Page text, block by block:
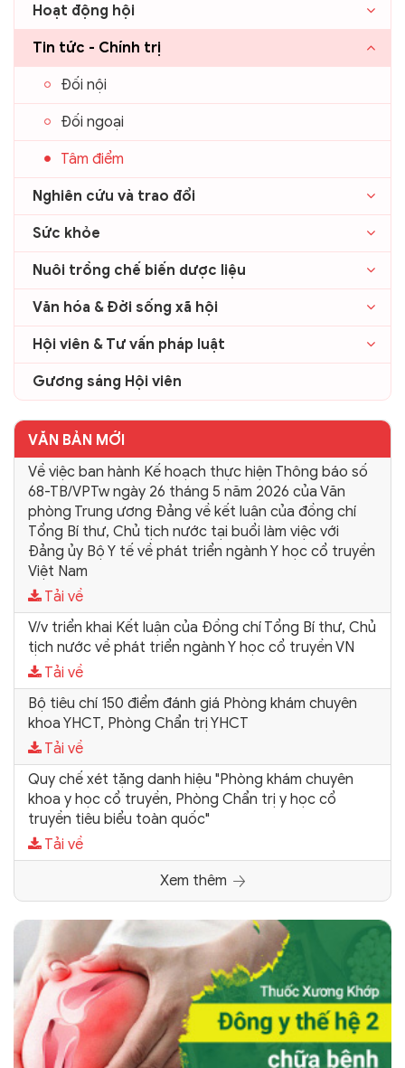
Hoạt động hội
Tin tức - Chính trị
Đối nội
Đối ngoại
Tâm điểm
Nghiên cứu và trao đổi
Sức khỏe
Nuôi trồng chế biến dược liệu
Văn hóa & Đời sống xã hội
Hội viên & Tư vấn pháp luật
Gương sáng Hội viên
VĂN BẢN MỚI
Về việc ban hành Kế hoạch thực hiện Thông báo số
68-TB/VPTw ngày 26 tháng 5 năm 2026 của Văn
phòng Trung ương Đảng về kết luận của đồng chí
Tổng Bí thư, Chủ tịch nước tại buổi làm việc với
Đảng ủy Bộ Y tế về phát triển ngành Y học cổ truyền
Việt Nam
Tải về
V/v triển khai Kết luận của Đồng chí Tổng Bí thư, Chủ
tịch nước về phát triển ngành Y học cổ truyền VN
Tải về
Bộ tiêu chí 150 điểm đánh giá Phòng khám chuyên
khoa YHCT, Phòng Chẩn trị YHCT
Tải về
Quy chế xét tặng danh hiệu "Phòng khám chuyên
khoa y học cổ truyền, Phòng Chẩn trị y học cổ
truyền tiêu biểu toàn quốc"
Tải về
Xem thêm